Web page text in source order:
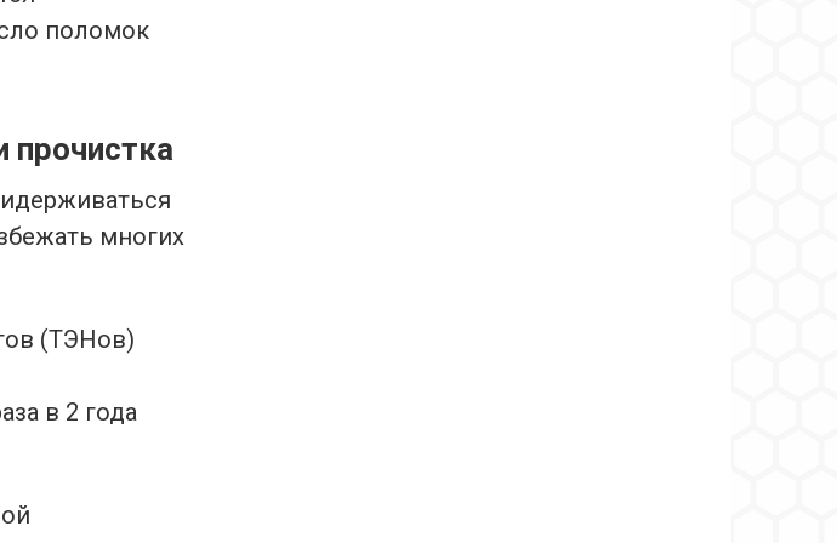
поломок
прочистка
многих
(ТЭНов)
в 2 года